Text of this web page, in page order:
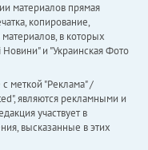
материалов прямая
копирование,
в которых
Новини" и "Украинская Фото
меткой "Реклама" /
являются рекламными и
участвует в
высказанные в этих